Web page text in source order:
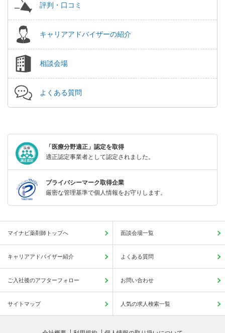
評判・口コミ
キャリアアドバイザーの紹介
相談会場
よくある質問
「医療分野適正」認定を取得
適正認定事業者として認定されました。
プライバシーマーク取得企業
厳密な管理基準で個人情報をお守りします。
マイナビ薬剤師トップへ 面談会場一覧
キャリアアドバイザー紹介 よくある質問
ご入社後のアフターフォロー お問い合わせ
サイトマップ 人気の求人検索一覧